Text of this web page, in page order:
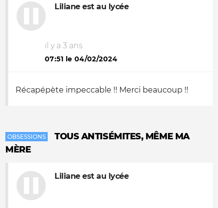
Liliane est au lycée
il y a 3 ans
07:51 le 04/02/2024
Récapépète impeccable !! Merci beaucoup !!
OBSESSIONS
TOUS ANTISÉMITES, MÊME MA
MÈRE
Liliane est au lycée